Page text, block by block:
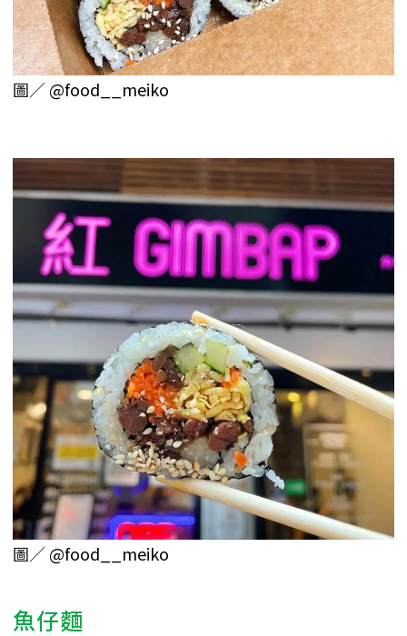
圖／@food__meiko
圖／@food__meiko
魚仔麵